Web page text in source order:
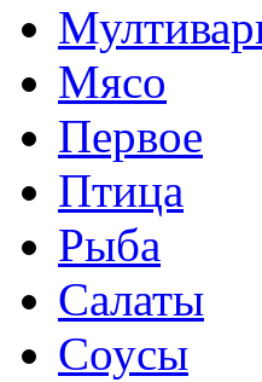
Мясо
Первое
Птица
Рыба
Салаты
Соусы